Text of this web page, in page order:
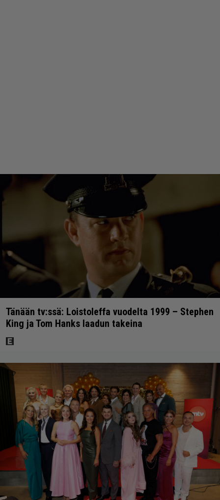
Tänään tv:ssä: Loistoleffa vuodelta 1999 – Stephen
King ja Tom Hanks laadun takeina